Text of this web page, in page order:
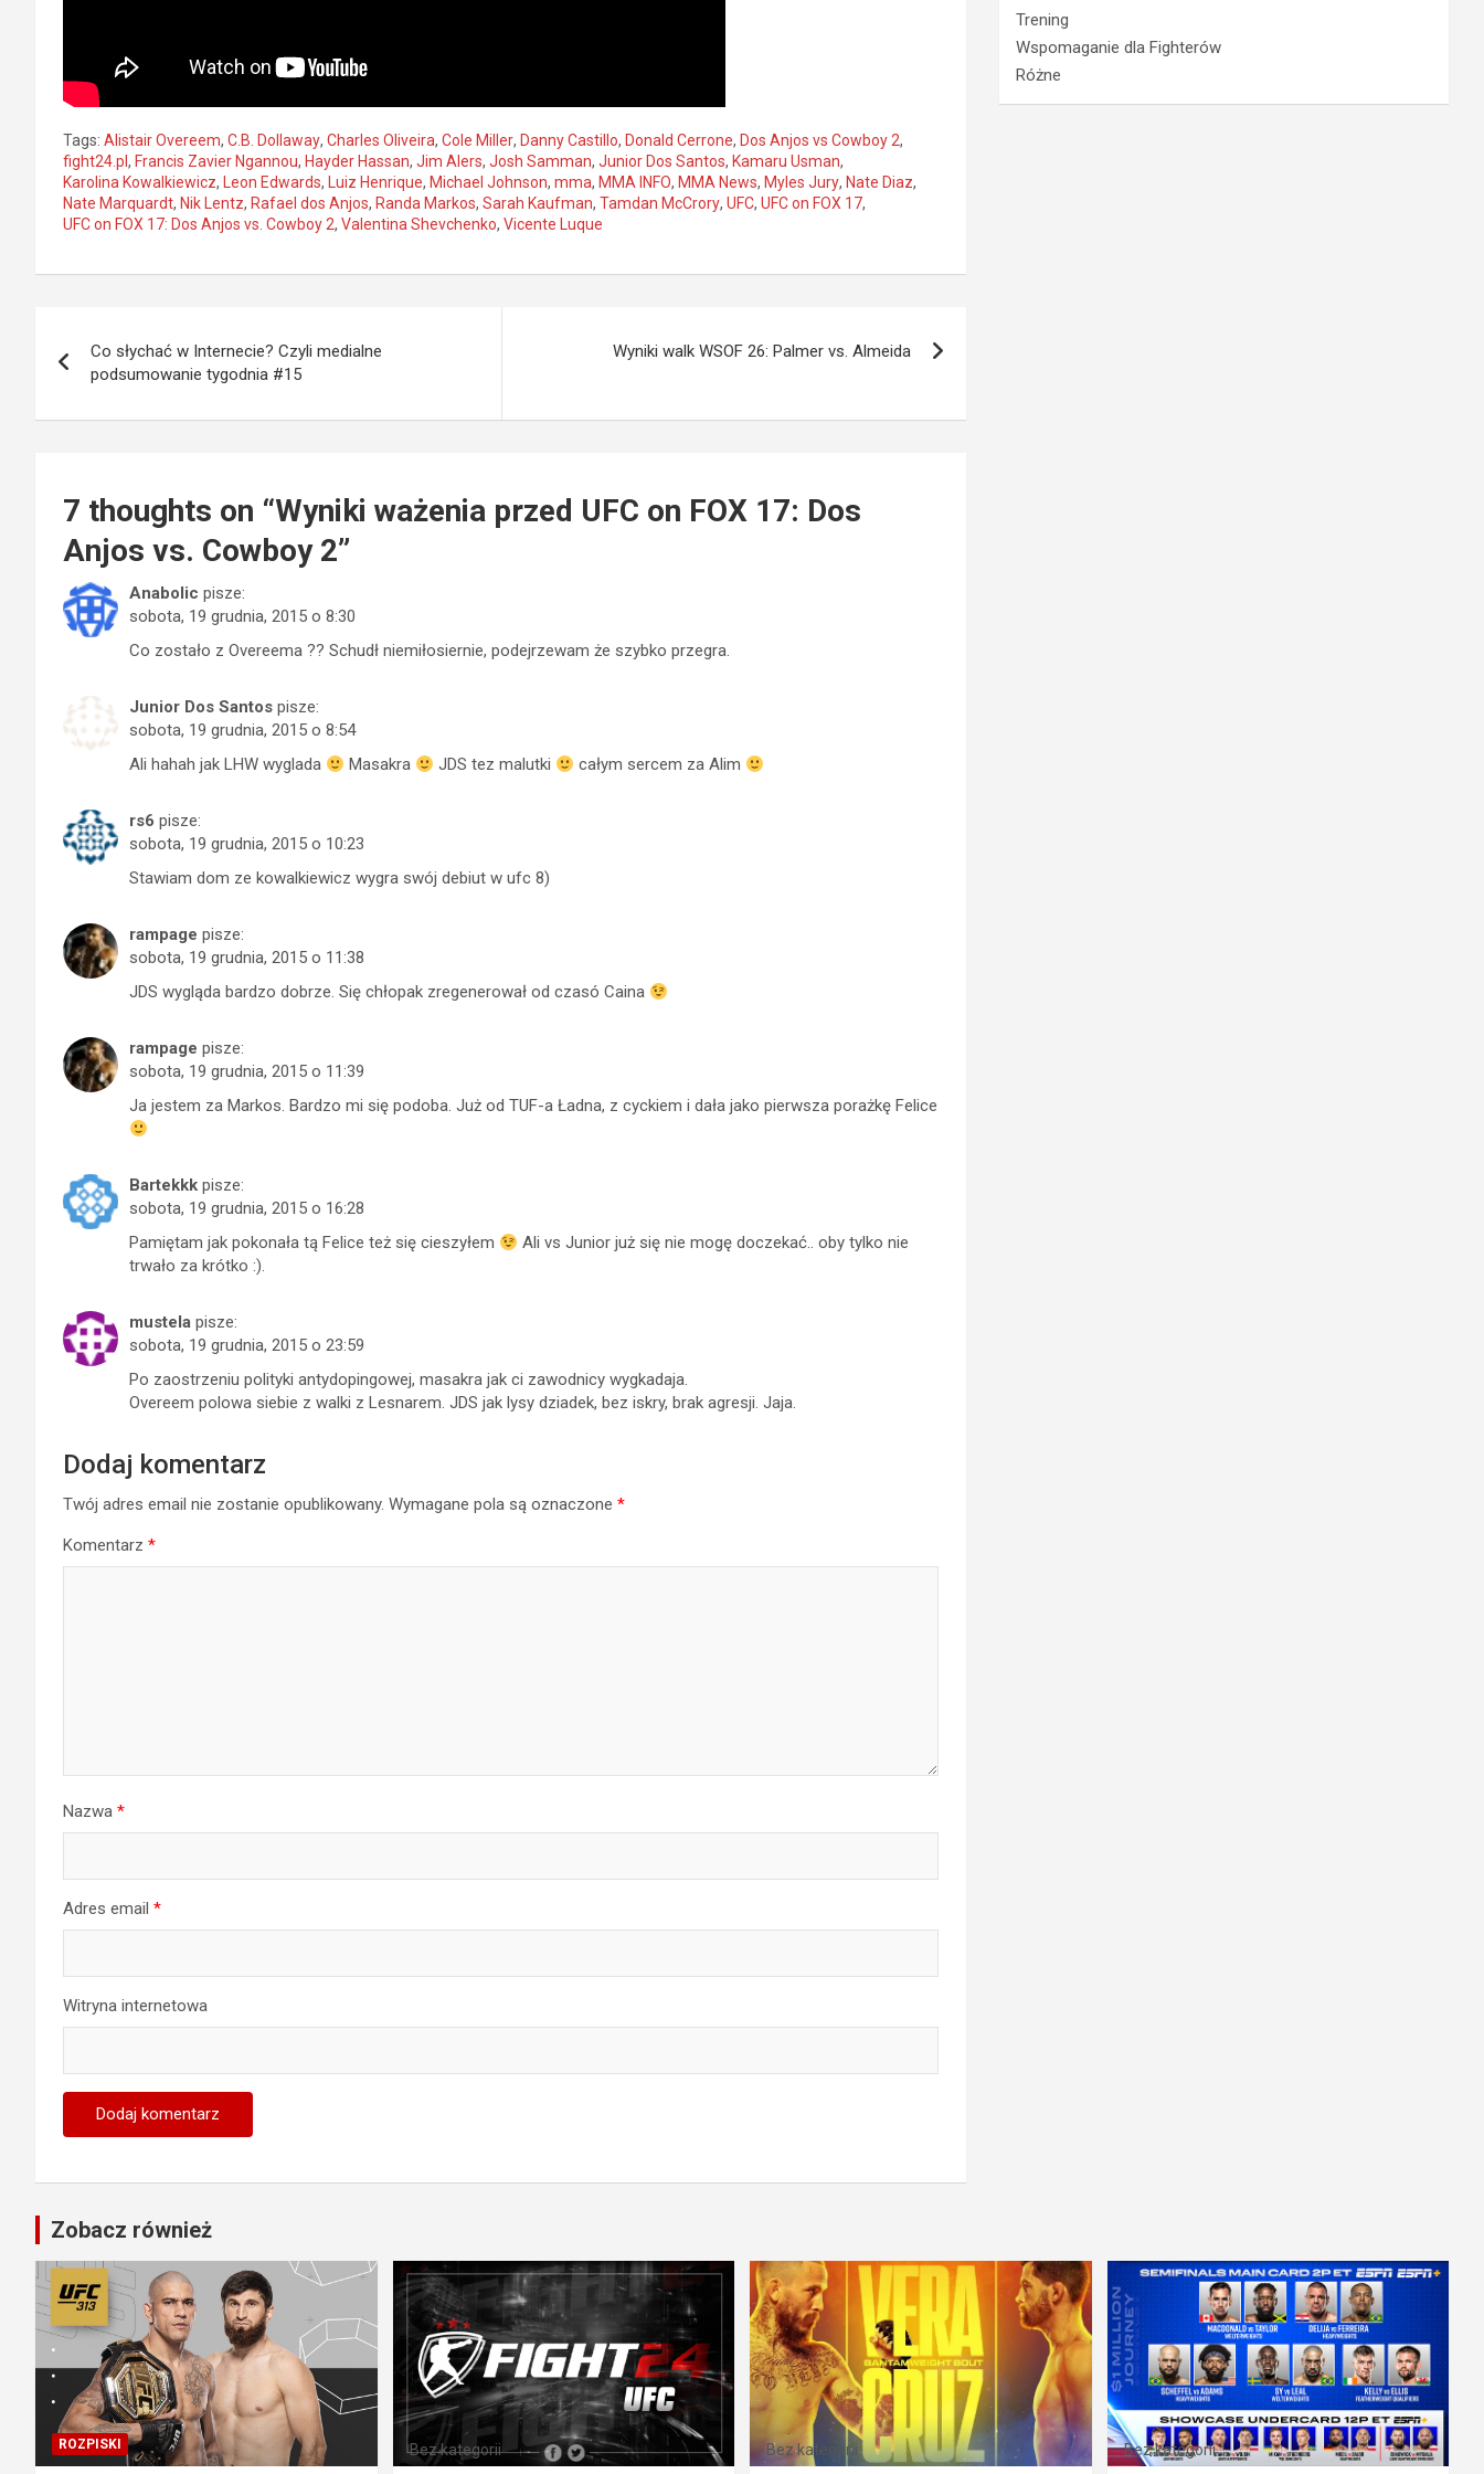
Tags: Alistair Overeem, C.B. Dollaway, Charles Oliveira, Cole Miller, Danny Castillo, Donald Cerrone, Dos Anjos vs Cowboy 2,
fight24.pl , Francis Zavier Ngannou, Hayder Hassan, Jim Alers, Josh Samman, Junior Dos Santos, Kamaru Usman,
Karolina Kowalkiewicz, Leon Edwards, Luiz Henrique, Michael Johnson, mma, MMA INFO, MMA News, Myles Jury, Nate Diaz,
Nate Marquardt, Nik Lentz, Rafael dos Anjos, Randa Markos, Sarah Kaufman, Tamdan McCrory, UFC, UFC on FOX 17,
UFC on FOX 17: Dos Anjos vs. Cowboy 2, Valentina Shevchenko, Vicente Luque
wpisu
Co słychać w Internecie? Czyli medialne
podsumowanie tygodnia #15
Wyniki walk WSOF 26: Palmer vs. Almeida
7 thoughts on “Wyniki ważenia przed UFC on FOX 17: Dos
Anjos vs. Cowboy 2”
Anabolic pisze:
sobota, 19 grudnia, 2015 o 8:30
Co zostało z Overeema ?? Schudł niemiłosiernie, podejrzewam że szybko przegra.
Junior Dos Santos pisze:
sobota, 19 grudnia, 2015 o 8:54
Ali hahah jak LHW wyglada
Masakra JDS tez malutki całym sercem za Alim
rs6 pisze:
sobota, 19 grudnia, 2015 o 10:23
Stawiam dom ze kowalkiewicz wygra swój debiut w ufc 8)
rampage pisze:
sobota, 19 grudnia, 2015 o 11:38
JDS wygląda bardzo dobrze. Się chłopak zregenerował od czasó Caina
rampage pisze:
sobota, 19 grudnia, 2015 o 11:39
Ja jestem za Markos. Bardzo mi się podoba. Już od TUF-a Ładna, z cyckiem i dała jako pierwsza porażkę Felice
Bartekkk pisze:
sobota, 19 grudnia, 2015 o 16:28
Pamiętam jak pokonała tą Felice też się cieszyłem
Ali vs Junior już się nie mogę doczekać.. oby tylko nie
trwało za krótko :).
mustela pisze:
sobota, 19 grudnia, 2015 o 23:59
Po zaostrzeniu polityki antydopingowej, masakra jak ci zawodnicy wygkadaja.
Overeem polowa siebie z walki z Lesnarem. JDS jak lysy dziadek, bez iskry, brak agresji. Jaja.
Dodaj komentarz
Twój adres email nie zostanie opublikowany. Wymagane pola są oznaczone *
Komentarz *
Nazwa *
Adres email *
Witryna internetowa
Trening
Wspomaganie dla Fighterów
Różne
Zobacz również
ROZPISKI Bez kategorii Bez kategorii Bez kategorii